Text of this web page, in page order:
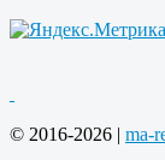
© 2016-2026 | ma-